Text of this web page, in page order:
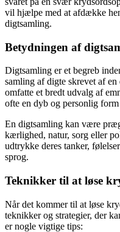
vil hjælpe med at afdække
digtsamling.
Betydningen af
Digtsamling er et begreb
samling af digte skrevet af
omfatte et bredt udvalg af
ofte en dyb og personlig
En digtsamling kan være
kærlighed, natur, sorg eller
udtrykke deres tanker,
sprog.
Teknikker til at løse
Når det kommer til at løse
teknikker og strategier, der
er nogle vigtige tips: